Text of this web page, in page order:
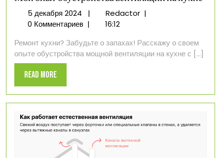
5 декабря 20245
декабря
| RedactorМой
вентиляции
на
|
0 Комментариев |
16:12
Ремонт кухни? Забудьте о запахах! Расскажу о своем
опыте обустройства мощной вентиляции на кухне с [...]
Read MoreRead
More